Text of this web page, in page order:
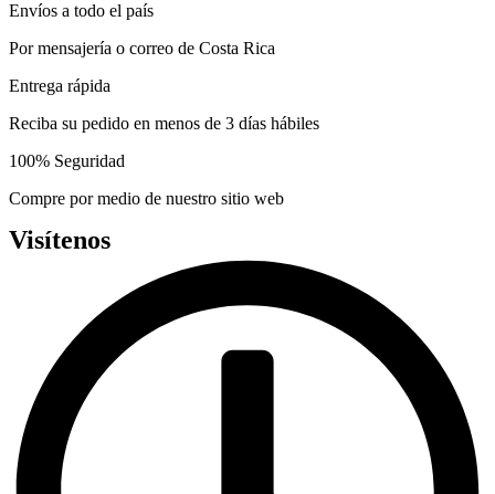
be
chosen
on
the
product
page
Envíos a todo el país
Por mensajería o correo de Costa Rica
Entrega rápida
Reciba su pedido en menos de 3 días hábiles
100% Seguridad
Compre por medio de nuestro sitio web
Visítenos